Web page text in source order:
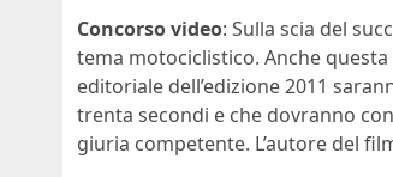
Concorso video: Sulla scia del
tema motociclistico. Anche
editoriale dell’edizione 2011
trenta secondi e che dovranno
giuria competente. L’autore del